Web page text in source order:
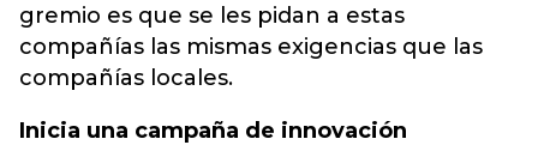
gremio es que se les pidan a estas
compañías las mismas exigencias que las
compañías locales.
Inicia una campaña de innovación